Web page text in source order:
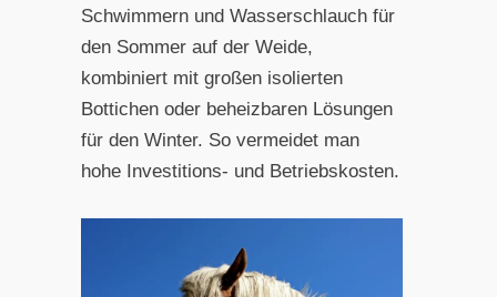
Schwimmern und Wasserschlauch für
den Sommer auf der Weide,
kombiniert mit großen isolierten
Bottichen oder beheizbaren Lösungen
für den Winter. So vermeidet man
hohe Investitions- und Betriebskosten.